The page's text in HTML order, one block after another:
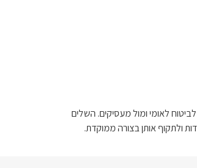
מול המוסד לביטוח לאומי ומול מעסיקים. השלים